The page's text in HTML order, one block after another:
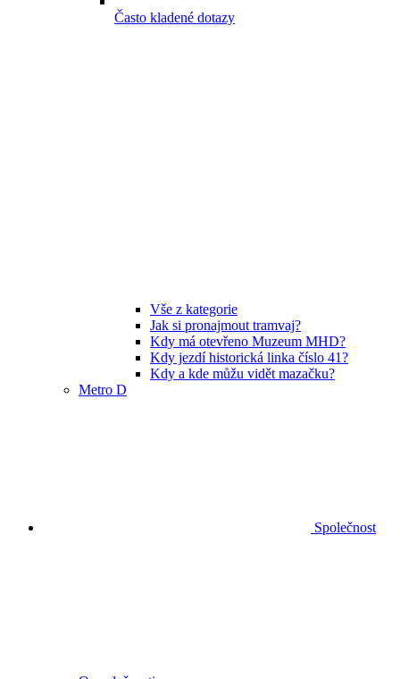
Často kladené dotazy
Vše z kategorie
Jak si pronajmout tramvaj?
Kdy má otevřeno Muzeum MHD?
Kdy jezdí historická linka číslo 41?
Kdy a kde můžu vidět mazačku?
Metro D
Společnost